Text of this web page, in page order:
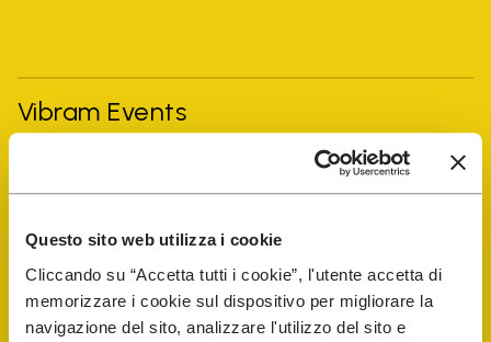
Questo sito web utilizza i cookie
Cliccando su “Accetta tutti i cookie”, l'utente accetta di
memorizzare i cookie sul dispositivo per migliorare la
navigazione del sito, analizzare l'utilizzo del sito e
Vibram Events
E-SHOP
Trouver un cordonnier